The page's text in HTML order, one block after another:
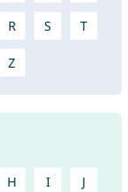
R S T
Z
H I J